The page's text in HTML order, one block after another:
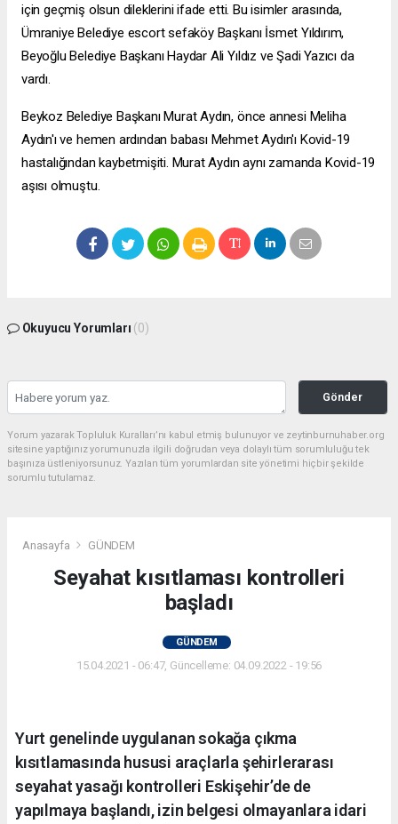
için geçmiş olsun dileklerini ifade etti. Bu isimler arasında,
Ümraniye Belediye escort sefaköyBaşkanı İsmet Yıldırım,
Beyoğlu Belediye Başkanı Haydar Ali Yıldız ve Şadi Yazıcı da
vardı.
Beykoz Belediye Başkanı Murat Aydın, önce annesi Meliha
Aydın'ı ve hemen ardından babası Mehmet Aydın'ı Kovid-19
hastalığından kaybetmişiti. Murat Aydın aynı zamanda Kovid-19
aşısı olmuştu.
Okuyucu Yorumları (0)
Gönder
Yorum yazarak Topluluk Kuralları’nı kabul etmiş bulunuyor ve zeytinburnuhaber.org
sitesine yaptığınız yorumunuzla ilgili doğrudan veya dolaylı tüm sorumluluğu tek
başınıza üstleniyorsunuz. Yazılan tüm yorumlardan site yönetimi hiçbir şekilde
sorumlu tutulamaz.
Anasayfa GÜNDEM
Seyahat kısıtlaması kontrolleri
başladı
GÜNDEM
15.04.2021 - 06:47, Güncelleme: 04.09.2022 - 19:56
Yurt genelinde uygulanan sokağa çıkma
kısıtlamasında hususi araçlarla şehirlerarası
seyahat yasağı kontrolleri Eskişehir’de de
yapılmaya başlandı, izin belgesi olmayanlara idari